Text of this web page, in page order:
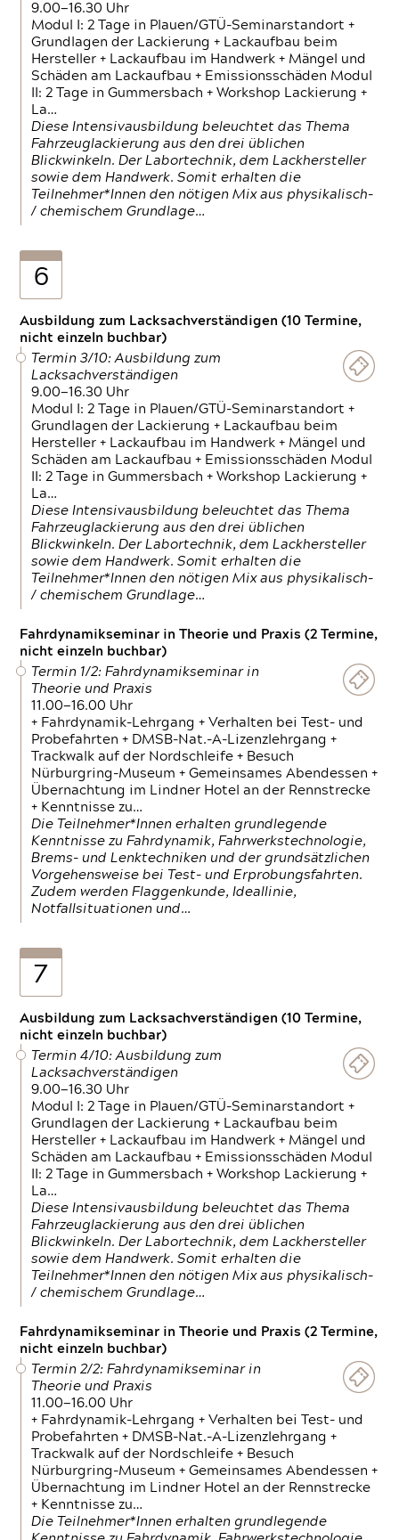
9.00—16.30 Uhr
Modul I: 2 Tage in Plauen/GTÜ-Seminarstandort +
Grundlagen der Lackierung + Lackaufbau beim
Hersteller + Lackaufbau im Handwerk + Mängel und
Schäden am Lackaufbau + Emissionsschäden Modul
II: 2 Tage in Gummersbach + Workshop Lackierung +
La…
Diese Intensivausbildung beleuchtet das Thema
Fahrzeuglackierung aus den drei üblichen
Blickwinkeln. Der Labortechnik, dem Lackhersteller
sowie dem Handwerk. Somit erhalten die
Teilnehmer*Innen den nötigen Mix aus physikalisch-
/ chemischem Grundlage…
6
Ausbildung zum Lacksachverständigen (10 Termine,
nicht einzeln buchbar)
Termin 3/10: Ausbildung zum
Lacksachverständigen
9.00—16.30 Uhr
Modul I: 2 Tage in Plauen/GTÜ-Seminarstandort +
Grundlagen der Lackierung + Lackaufbau beim
Hersteller + Lackaufbau im Handwerk + Mängel und
Schäden am Lackaufbau + Emissionsschäden Modul
II: 2 Tage in Gummersbach + Workshop Lackierung +
La…
Diese Intensivausbildung beleuchtet das Thema
Fahrzeuglackierung aus den drei üblichen
Blickwinkeln. Der Labortechnik, dem Lackhersteller
sowie dem Handwerk. Somit erhalten die
Teilnehmer*Innen den nötigen Mix aus physikalisch-
/ chemischem Grundlage…
Fahrdynamikseminar in Theorie und Praxis (2 Termine,
nicht einzeln buchbar)
Termin 1/2: Fahrdynamikseminar in
Theorie und Praxis
11.00—16.00 Uhr
+ Fahrdynamik-Lehrgang + Verhalten bei Test- und
Probefahrten + DMSB-Nat.-A-Lizenzlehrgang +
Trackwalk auf der Nordschleife + Besuch
Nürburgring-Museum + Gemeinsames Abendessen +
Übernachtung im Lindner Hotel an der Rennstrecke
+ Kenntnisse zu…
Die Teilnehmer*Innen erhalten grundlegende
Kenntnisse zu Fahrdynamik, Fahrwerkstechnologie,
Brems- und Lenktechniken und der grundsätzlichen
Vorgehensweise bei Test- und Erprobungsfahrten.
Zudem werden Flaggenkunde, Ideallinie,
Notfallsituationen und…
7
Ausbildung zum Lacksachverständigen (10 Termine,
nicht einzeln buchbar)
Termin 4/10: Ausbildung zum
Lacksachverständigen
9.00—16.30 Uhr
Modul I: 2 Tage in Plauen/GTÜ-Seminarstandort +
Grundlagen der Lackierung + Lackaufbau beim
Hersteller + Lackaufbau im Handwerk + Mängel und
Schäden am Lackaufbau + Emissionsschäden Modul
II: 2 Tage in Gummersbach + Workshop Lackierung +
La…
Diese Intensivausbildung beleuchtet das Thema
Fahrzeuglackierung aus den drei üblichen
Blickwinkeln. Der Labortechnik, dem Lackhersteller
sowie dem Handwerk. Somit erhalten die
Teilnehmer*Innen den nötigen Mix aus physikalisch-
/ chemischem Grundlage…
Fahrdynamikseminar in Theorie und Praxis (2 Termine,
nicht einzeln buchbar)
Termin 2/2: Fahrdynamikseminar in
Theorie und Praxis
11.00—16.00 Uhr
+ Fahrdynamik-Lehrgang + Verhalten bei Test- und
Probefahrten + DMSB-Nat.-A-Lizenzlehrgang +
Trackwalk auf der Nordschleife + Besuch
Nürburgring-Museum + Gemeinsames Abendessen +
Übernachtung im Lindner Hotel an der Rennstrecke
+ Kenntnisse zu…
Die Teilnehmer*Innen erhalten grundlegende